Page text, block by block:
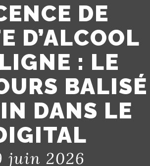
DE
D’ALCOOL
: LE
BALISÉ
DANS LE
juin 2026